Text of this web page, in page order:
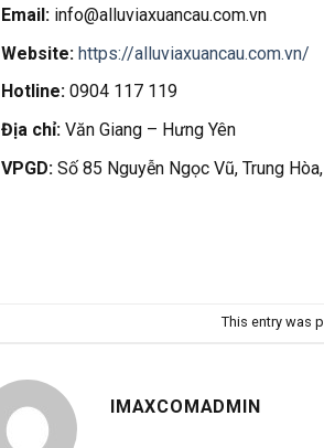
Email: info@alluviaxuancau.com.vn
Website: https://alluviaxuancau.com.vn/
Hotline: 0904 117 119
Địa chỉ: Văn Giang – Hưng Yên
VPGD:Số 85 Nguyễn Ngọc Vũ, Trung
This entry was
IMAXCOMADMIN